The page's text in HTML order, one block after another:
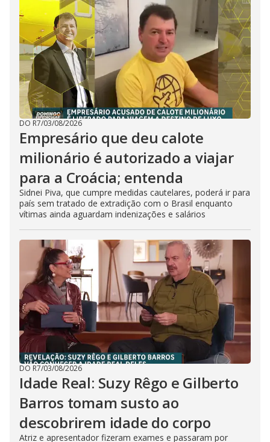
DO R7/03/08/2026
Empresário que deu calote
milionário é autorizado a viajar
para a Croácia; entenda
Sidnei Piva, que cumpre medidas cautelares, poderá ir para
país sem tratado de extradição com o Brasil enquanto
vítimas ainda aguardam indenizações e salários
DO R7/03/08/2026
Idade Real: Suzy Rêgo e Gilberto
Barros tomam susto ao
descobrirem idade do corpo
Atriz e apresentador fizeram exames e passaram por